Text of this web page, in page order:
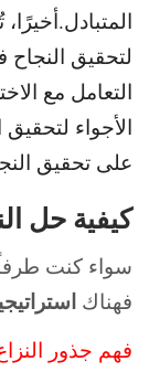
لتحقيق
التعامل مع
الأجواء
على تحقيق
كيفية حل
سواء كنت
فهناك
فهم جذور